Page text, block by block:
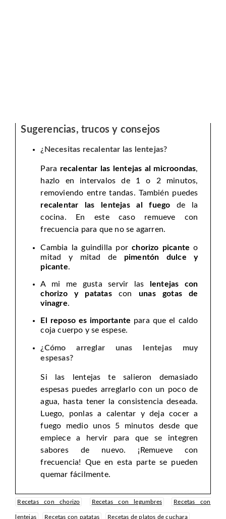
Sugerencias, trucos y consejos
¿Necesitas recalentar las lentejas?
Para recalentar las lentejas al microondas,
hazlo en intervalos de 1 o 2 minutos,
removiendo entre tandas. También puedes
recalentar las lentejas al fuego de la
cocina. En este caso remueve con
frecuencia para que no se agarren.
Cambia la guindilla porchorizo picante o
mitad y mitad de pimentón dulce y
picante.
A mi me gusta servir las
lentejas con
chorizo y patatascon unas gotas de
vinagre.
El reposo es importante para que el caldo
coja cuerpo y se espese.
¿Cómo arreglar unas lentejas muy
espesas?
Si las lentejas te salieron demasiado
espesas puedes arreglarlo con un poco de
agua, hasta tener la consistencia deseada.
Luego, ponlas a calentar y deja cocer a
fuego medio unos 5 minutos desde que
empiece a hervir para que se integren
sabores de nuevo. ¡Remueve con
frecuencia! Que en esta parte se pueden
quemar fácilmente.
Recetas con chorizo Recetas con legumbres Recetas con
lentejas Recetas con patatas Recetas de platos de cuchara